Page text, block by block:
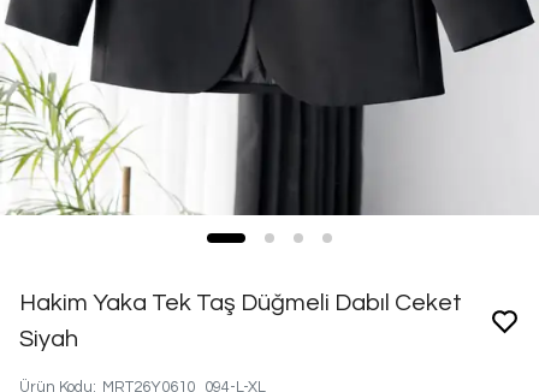
Hakim Yaka Tek Taş Düğmeli Dabıl Ceket
Siyah
Ürün Kodu: MRT26Y0610_094-L-XL